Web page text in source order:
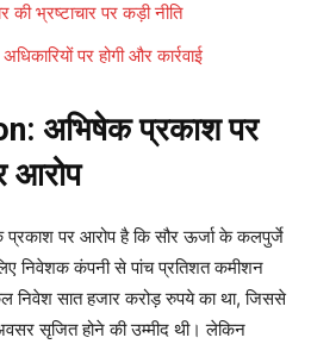
भ्रष्टाचार पर कड़ी नीति
पर होगी और कार्रवाई
अभिषेक प्रकाश पर
आरोप
पर आरोप है कि सौर ऊर्जा के कलपुर्जे
निवेशक कंपनी से पांच प्रतिशत कमीशन
निवेश सात हजार करोड़ रुपये का था, जिससे
सृजित होने की उम्मीद थी। लेकिन